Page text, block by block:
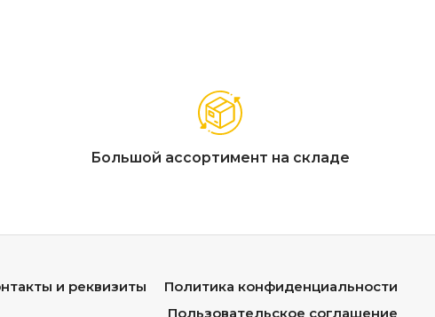
Большой ассортимент на складе
и реквизиты
Политика конфиденциальности
Пользовательское соглашение